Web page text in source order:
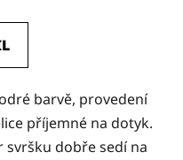
barvě, provedení
příjemné na dotyk.
svršku dobře sedí na